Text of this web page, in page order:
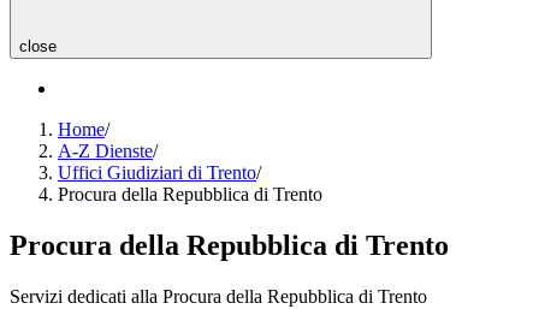
close
Home/
A-Z Dienste/
Uffici Giudiziari di Trento/
Procura della Repubblica di Trento
Procura della Repubblica di Trento
Servizi dedicati alla Procura della Repubblica di Trento